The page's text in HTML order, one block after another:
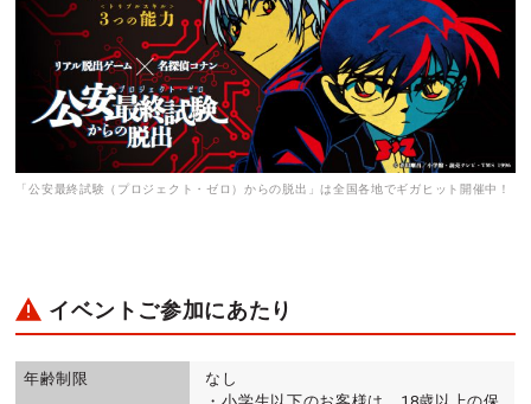
「公安最終試験（プロジェクト・ゼロ）からの脱出」は全国各地でギガヒット開催中！
イベントご参加にあたり
年齢制限
なし